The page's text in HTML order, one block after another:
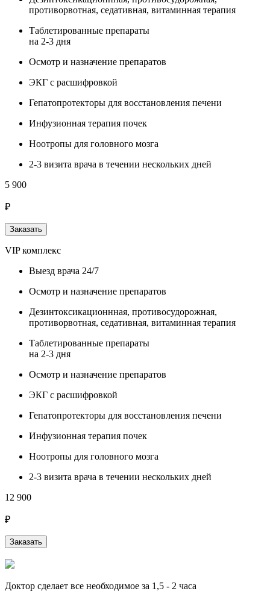
противорвотная, седативная, витаминная терапия
Таблетированные препараты
на 2-3 дня
Осмотр и назначение препаратов
ЭКГ с расшифровкой
Гепатопротекторы для восстановления печени
Инфузионная терапия почек
Ноотропы для головного мозга
2-3 визита врача в течении нескольких дней
5 900
₽
Заказать
VIP комплекс
Выезд врача 24/7
Осмотр и назначение препаратов
Дезинтоксикационнная, противосудорожная,
противорвотная, седативная, витаминная терапия
Таблетированные препараты
на 2-3 дня
Осмотр и назначение препаратов
ЭКГ с расшифровкой
Гепатопротекторы для восстановления печени
Инфузионная терапия почек
Ноотропы для головного мозга
2-3 визита врача в течении нескольких дней
12 900
₽
Заказать
Доктор сделает все необходимое за 1,5 - 2 часа